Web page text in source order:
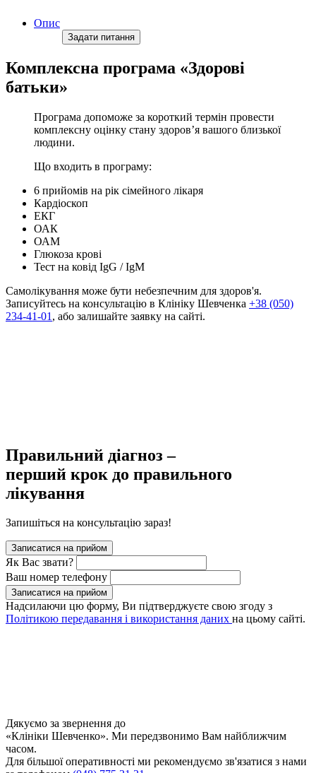
Опис
Задати питання
Комплексна програма «Здорові
батьки»
Програма допоможе за короткий термін провести
комплексну оцінку стану здоров’я вашого близької
людини.
Що входить в програму:
6 прийомів на рік сімейного лікаря
Кардіоскоп
ЕКГ
ОАК
ОАМ
Глюкоза крові
Тест на ковід IgG / IgM
Самолікування може бути небезпечним для здоров'я.
Записуйтесь на консультацію в Клініку Шевченка +38 (050)
234-41-01 , або залишайте заявку на сайті.
Правильний діагноз –
перший крок до правильного
лікування
Запишіться на консультацію зараз!
Записатися на прийом
Як Вас звати?
Ваш номер телефону
Записатися на прийом
Надсилаючи цю форму, Ви підтверджуєте свою згоду з
Політикою передавання і використання даних на цьому сайті.
Дякуємо за звернення до
«Клініки Шевченко». Ми передзвонимо Вам найближчим
часом.
Для більшої оперативності ми рекомендуємо зв'язатися з нами